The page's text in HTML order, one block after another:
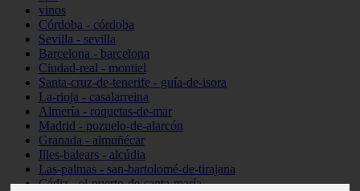
vinos
Córdoba - córdoba
Sevilla - sevilla
Barcelona - barcelona
Ciudad-real - montiel
Santa-cruz-de-tenerife - guía-de-isora
La-rioja - casalarreina
Almería - roquetas-de-mar
Madrid - pozuelo-de-alarcón
Granada - almuñécar
Illes-balears - alcúdia
Las-palmas - san-bartolomé-de-tirajana
Cádiz - el-puerto-de-santa-maría